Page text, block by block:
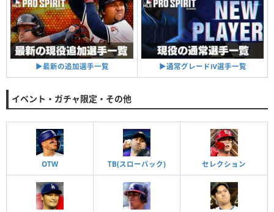
▶︎最新の追加選手一覧 ▶︎通常グレードⅣ選手一覧
イベント・ガチャ限定・その他
OTW TB(スローバック) セレクション